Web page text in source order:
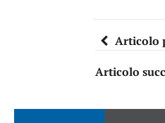
Articolo
Articolo